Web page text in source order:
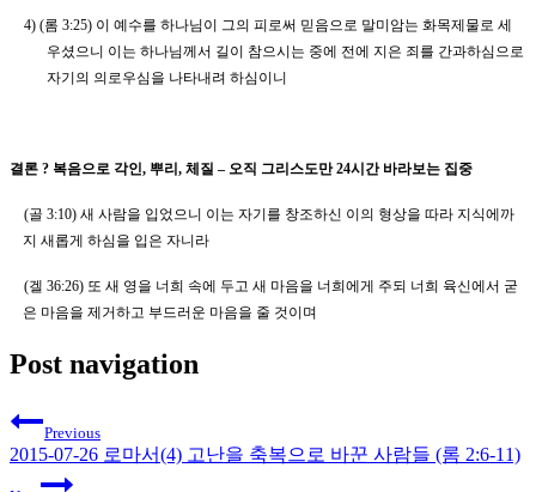
4) (롬3:25) 이 예수를 하나님이 그의 피로써 믿음으로 말미암는 화목제물로 세
우셨으니 이는 하나님께서 길이 참으시는 중에 전에 지은 죄를 간과하심으로
자기의 의로우심을 나타내려 하심이니
결론 ? 복음으로 각인, 뿌리, 체질 – 오직 그리스도만24시간 바라보는 집중
(골3:10)새 사람을 입었으니 이는 자기를 창조하신 이의 형상을 따라 지식에까
지 새롭게 하심을 입은 자니라
(겔36:26) 또 새 영을 너희 속에 두고 새 마음을 너희에게 주되 너희 육신에서 굳
은 마음을 제거하고 부드러운 마음을 줄 것이며
Post navigation
Previous
2015-07-26 로마서(4) 고난을 축복으로 바꾼 사람들 (롬 2:6-11)